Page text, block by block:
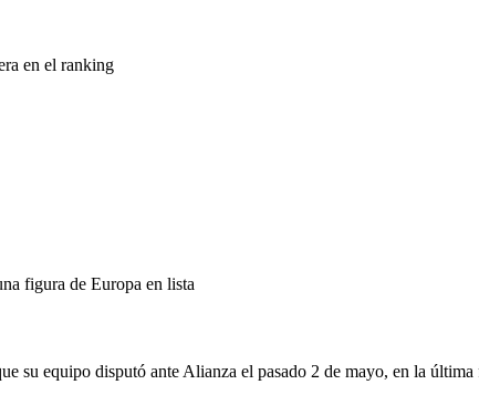
en el ranking
figura de Europa en lista
su equipo disputó ante Alianza el pasado 2 de mayo, en la